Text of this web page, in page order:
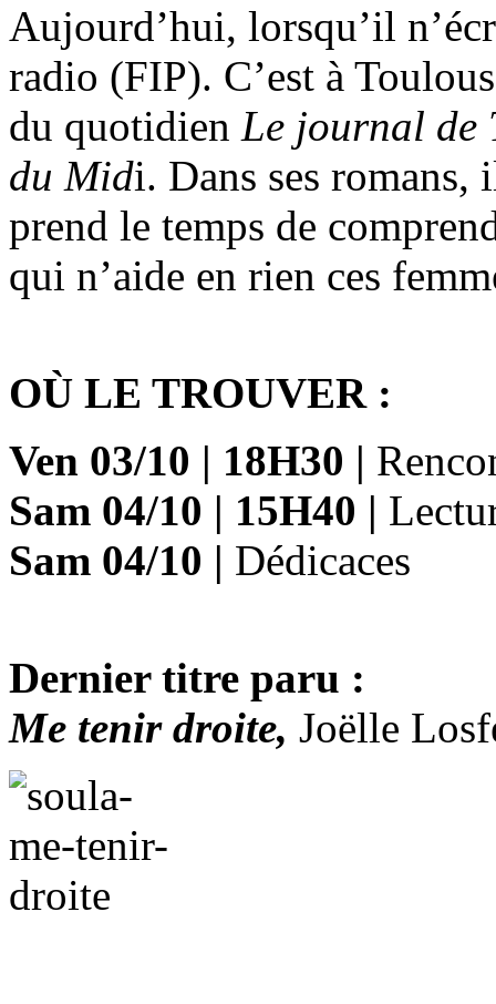
Aujourd’hui, lorsqu’il
radio (FIP). C’est à
du quotidien Le journal de
du Midi. Dans ses romans,
prend le temps de
qui n’aide en rien ces
OÙ LE TROUVER :
Ven 03/10 | 18H30 |
Sam 04/10 | 15H40 |
Sam 04/10 | Dédicaces
Dernier titre paru :
Me tenir droite, Joëlle